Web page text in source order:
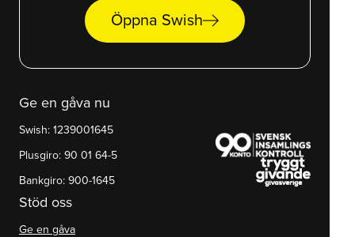
Öppna Swisharrow_right_alt
Ge en gåva nu
Swish: 1239001645
Plusgiro: 90 01 64-5
Bankgiro: 900-1645
Stöd oss
Ge en gåva